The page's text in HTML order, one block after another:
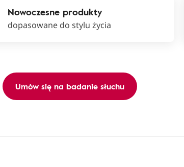
Nowoczesne produkty
dopasowane do stylu życia
Umów się na badanie słuchu